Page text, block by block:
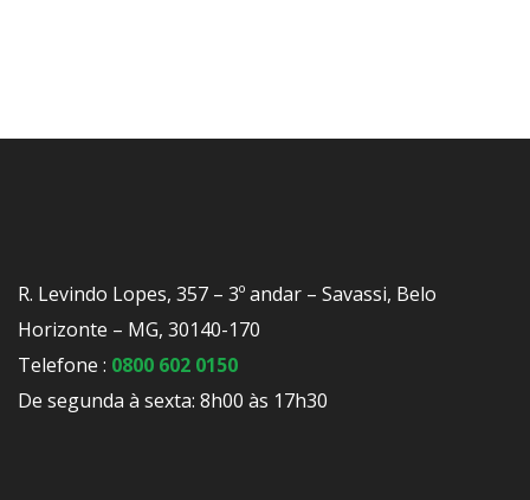
R. Levindo Lopes, 357 – 3º andar – Savassi, Belo
Horizonte – MG, 30140-170
Telefone : 0800 602 0150
De segunda à sexta: 8h00 às 17h30